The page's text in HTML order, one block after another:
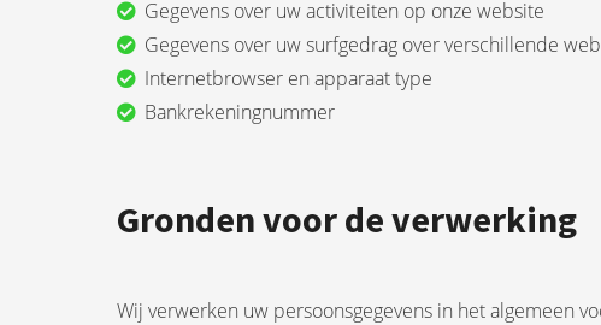
Gegevens over uw activiteiten op onze website
Gegevens over uw surfgedrag over verschillende
Internetbrowser en apparaat type
Bankrekeningnummer
Gronden voor de verwerking
Wij verwerken uw persoonsgegevens in het algemeen